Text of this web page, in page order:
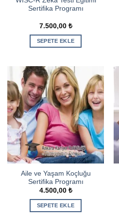
Sertifika Programı
7.500,00 ₺
SEPETE EKLE
Aile ve Yaşam Koçluğu
Sertifika Programı
4.500,00 ₺
SEPETE EKLE